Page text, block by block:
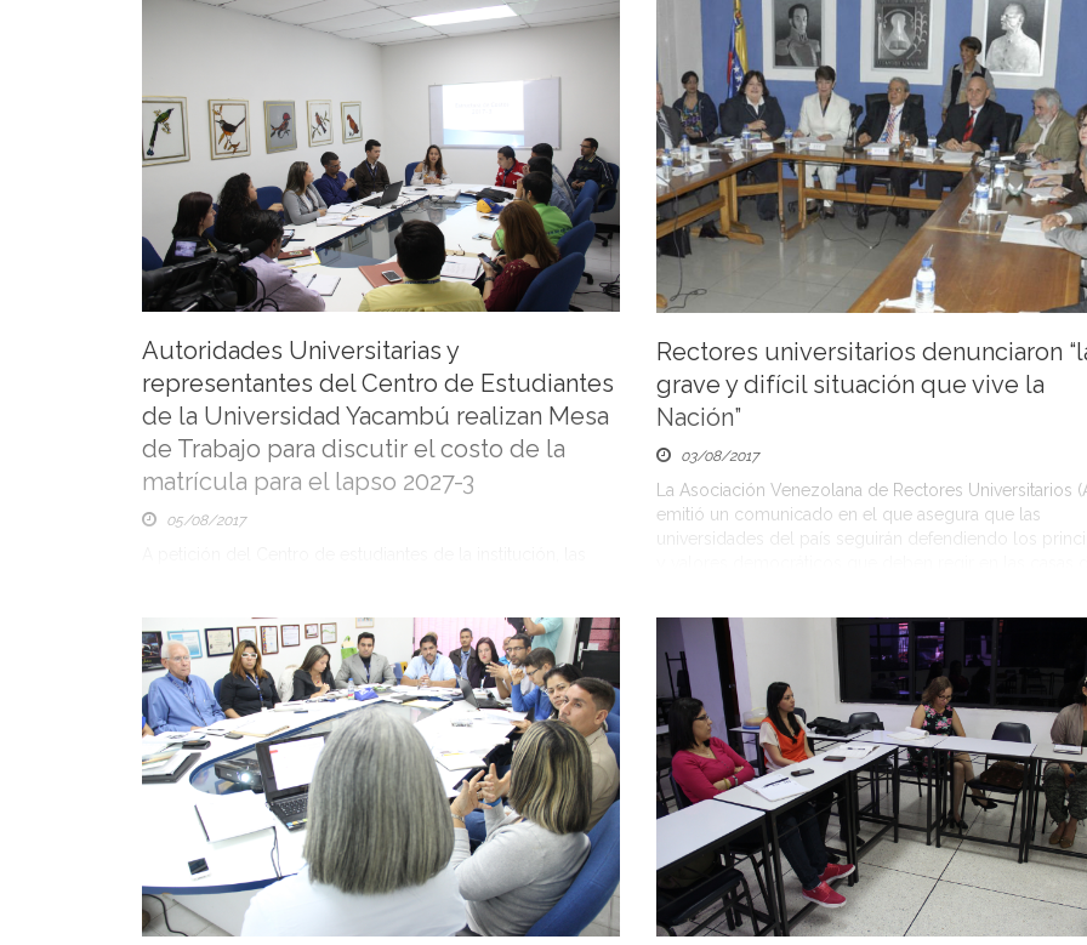
proteger el trabajo digno, las autoridades universitarias en
consejo superior, discutieron la nueva estructura de costos
institución en el período 2017-3. En este sentido, la casa de
estudio ha realizado el respectivo ajuste de matrícula, […]
Autoridades Universitarias y
representantes del Centro de Estudiantes
de la Universidad Yacambú realizan Mesa
de Trabajo para discutir el costo de la
matrícula para el lapso 2027-3
05/08/2017
exponer las razones `por las que se está planteando un
costo de16.200 bolívares por unidad de crédito para la
matrícula correspondiente al lapso 2017-3 y buscar llegar […]
Rectores universitarios denunciaron
grave y difícil situación que vive la
Nación”
03/08/2017
La Asociación Venezolana de Rectores Universitarios
emitió un comunicado en el que asegura que las
universidades del país seguirán defendiendo los
realizado el domingo 30 de […]